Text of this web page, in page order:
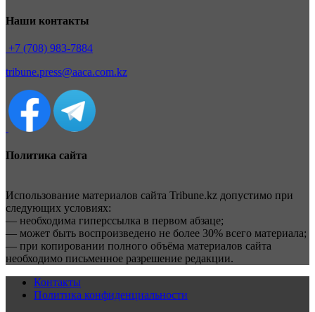
Наши контакты
+7 (708) 983-7884
tribune.press@aaca.com.kz
Политика сайта
Использование материалов сайта Tribune.kz допустимо при
следующих условиях:
— необходима гиперссылка в первом абзаце;
— может быть воспроизведено не более 30% всего материала;
— при копировании полного объёма материалов сайта
необходимо письменное разрешение редакции.
Контакты
Политика конфиденциальности